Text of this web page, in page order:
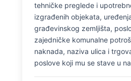
tehničke preglede i
izgrađenih objekata,
građevinskog zemljišta,
zajedničke komunalne
naknada, naziva ulica i
poslove koji mu se stave u